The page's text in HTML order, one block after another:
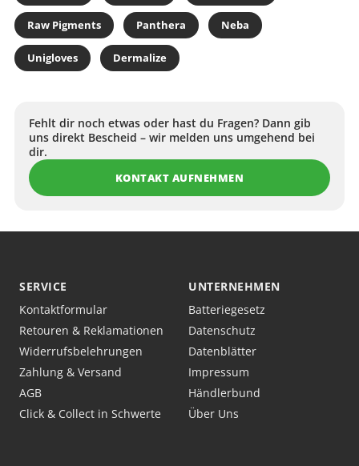
Raw Pigments Panthera Neba
Unigloves Dermalize
Fehlt dir noch etwas oder hast du Fragen? Dann gib
uns direkt Bescheid – wir melden uns umgehend bei
dir.
KONTAKT AUFNEHMEN
SERVICE
Kontaktformular
Retouren & Reklamationen
Widerrufsbelehrungen
Zahlung & Versand
AGB
Click & Collect in Schwerte
UNTERNEHMEN
Batteriegesetz
Datenschutz
Datenblätter
Impressum
Händlerbund
Über Uns